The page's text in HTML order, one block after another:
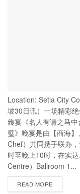
Location: Setia City
坡30日讯）一场精彩
飨宴《名人有请之马
璧》晚宴是由【商海
Chef）共同携手联办
时至晚上10时，在实
Centre）Ballroom 1...
READ MORE